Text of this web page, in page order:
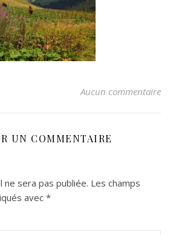
Aucun commentaire
UN COMMENTAIRE
sera pas publiée. Les champs
avec *